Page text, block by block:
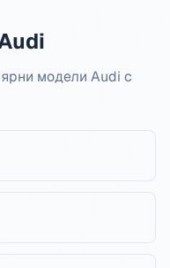
модели Audi с